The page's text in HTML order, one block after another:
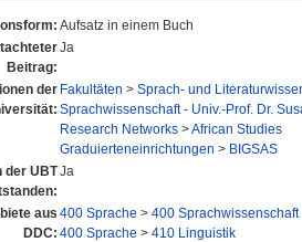
Aufsatz in einem Buch
Beitrag:
Ja
der Fakultäten > Sprach- und
Sprachwissenschaft - Univ.-Prof. Dr.
Research Networks >African Studies
Graduierteneinrichtungen > BIGSAS
der UBTJa
aus
DDC:
400 Sprache > 400 Sprachwissenschaft
400 Sprache > 410 Linguistik